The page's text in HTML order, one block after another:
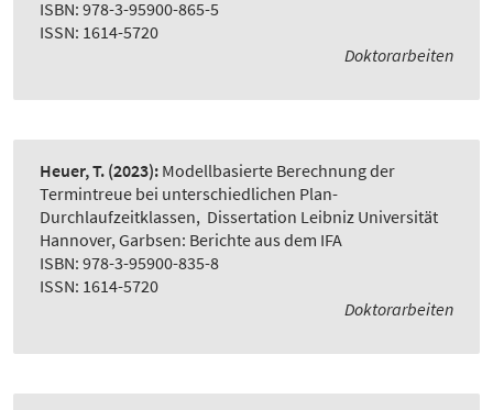
ISBN: 978-3-95900-865-5
ISSN: 1614-5720
Doktorarbeiten
Heuer, T. (2023): Modellbasierte Berechnung der
Termintreue bei unterschiedlichen Plan-
Durchlaufzeitklassen, Dissertation Leibniz Universität
Hannover, Garbsen: Berichte aus dem IFA
ISBN: 978-3-95900-835-8
ISSN: 1614-5720
Doktorarbeiten